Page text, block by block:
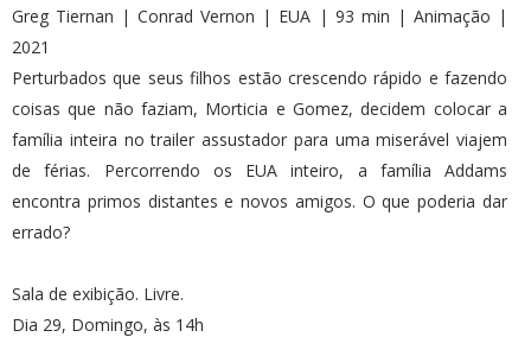
Greg Tiernan | Conrad Vernon | EUA | 93 min | Animação |
2021
Perturbados que seus filhos estão crescendo rápido e fazendo
coisas que não faziam, Morticia e Gomez, decidem colocar a
família inteira no trailer assustador para uma miserável viajem
de férias. Percorrendo os EUA inteiro, a família Addams
encontra primos distantes e novos amigos. O que poderia dar
errado?
Sala de exibição. Livre.
Dia 29, Domingo, às 14h